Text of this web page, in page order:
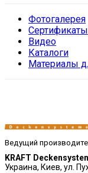
Фотогалерея
Сертификаты
Видео
Каталоги
Материалы
Ведущий
KRAFT
Украина, Киев, ул.